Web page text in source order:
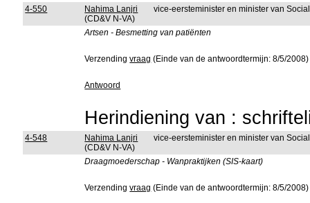
4-550
Nahima Lanjri
(CD&V N-VA)
vice-eersteminister en minister van
Artsen - Besmetting van patiënten
Verzendingvraag (Einde van de antwoordtermijn: 8/5/2008)
Antwoord
Herindiening van :
4-548
Nahima Lanjri
(CD&V N-VA)
vice-eersteminister en minister van
Draagmoederschap - Wanpraktijken (SIS-kaart)
Verzendingvraag (Einde van de antwoordtermijn: 8/5/2008)